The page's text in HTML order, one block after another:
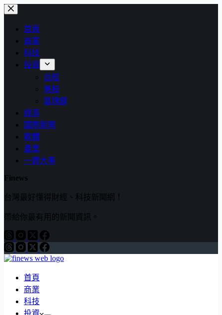
跳
首頁
商業
科技
投資
台股
美股
區塊鏈
經濟
國際新聞
軟體
產業
一週大事
Finews
台灣最好懂得財經、科技新聞網！
帶給你最有用的新聞資訊。
首頁
商業
科技
投資